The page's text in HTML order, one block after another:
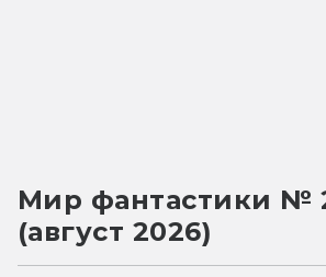
Мир фантастики №
(август 2026)